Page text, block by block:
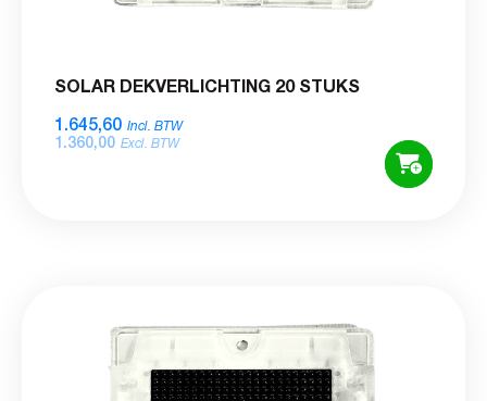
SOLAR DEKVERLICHTING 20 STUKS
1.645,60 Incl. BTW
1.360,00 Excl. BTW